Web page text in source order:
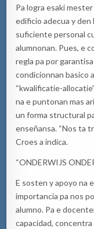
Pa logra esaki
edificio adecua y
suficiente personal
alumnonan. Pues, e
regla pa por
condicionnan basico
“kwalificatie-
na e puntonan mas
un forma structural
enseñansa. “Nos ta
Croes a indica.
“ONDERWIJS
E sosten y apoyo na e
importancia pa nos
alumno. Pae
capacidad,concentra